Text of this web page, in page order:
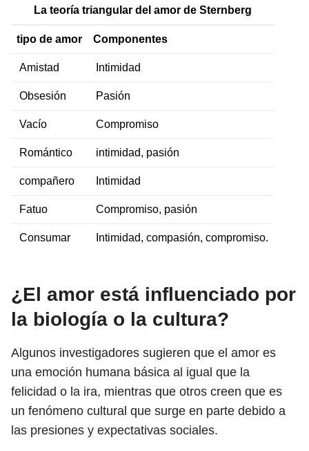
La teoría triangular del amor de Sternberg
tipo de amor Componentes
Amistad Intimidad
Obsesión Pasión
Vacío Compromiso
Romántico intimidad, pasión
compañero Intimidad
Fatuo Compromiso, pasión
Consumar Intimidad, compasión, compromiso.
¿El amor está influenciado por
la biología o la cultura?
Algunos investigadores sugieren que el amor es
una emoción humana básica al igual que la
felicidad o la ira, mientras que otros creen que es
un fenómeno cultural que surge en parte debido a
las presiones y expectativas sociales.